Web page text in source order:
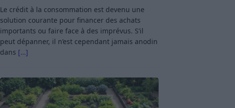
Le crédit à la consommation est devenu une
solution courante pour financer des achats
importants ou faire face à des imprévus. S’il
peut dépanner, il n’est cependant jamais anodin
dans […]